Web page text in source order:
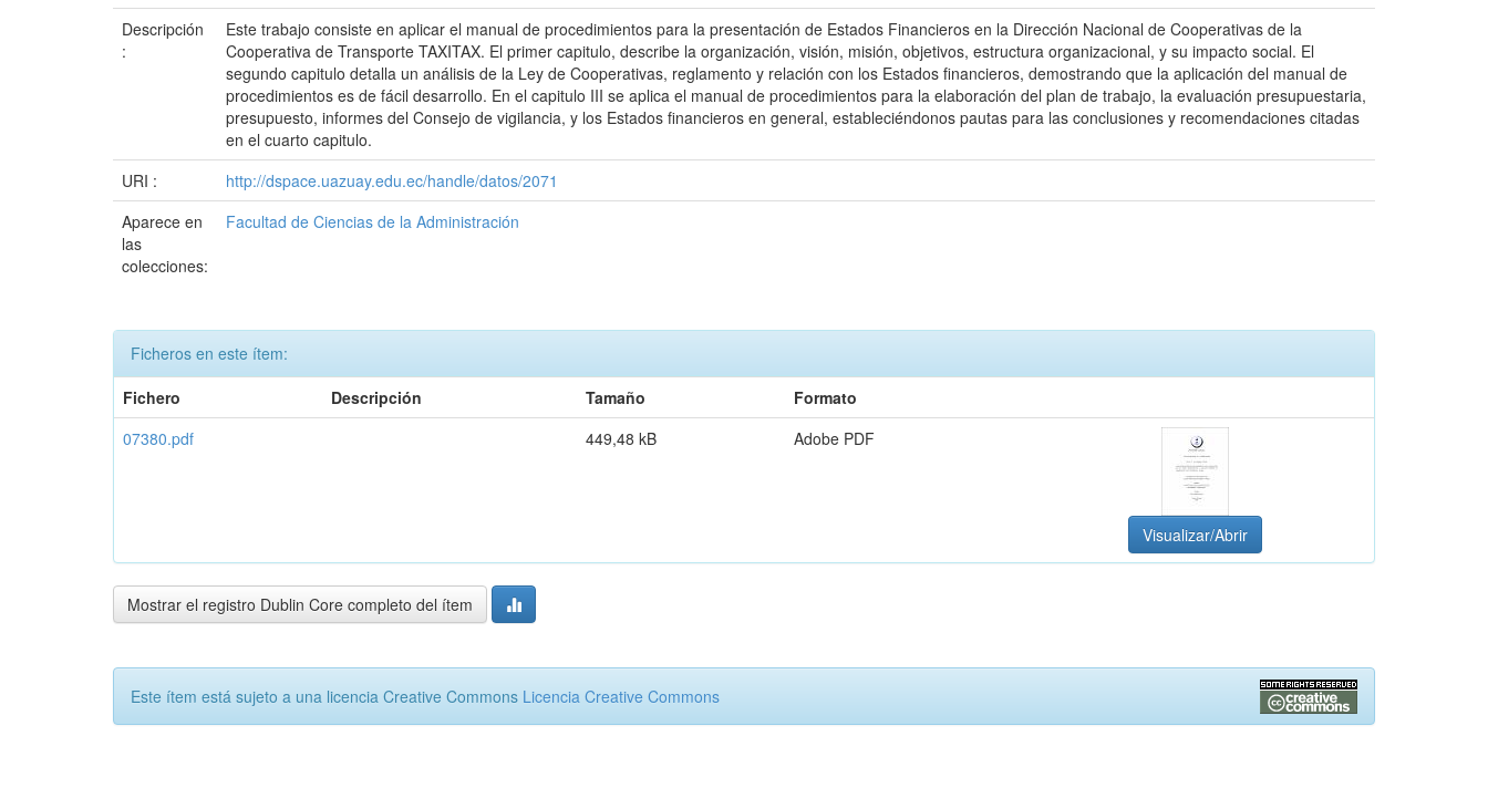
Descripción
:
Este trabajo consiste en aplicar el manual de procedimientos para la presentación de Estados Financieros en la Dirección Nacional de Cooperativas de la
Cooperativa de Transporte TAXITAX. El primer capitulo, describe la organización, visión, misión, objetivos, estructura organizacional, y su impacto social. El
segundo capitulo detalla un análisis de la Ley de Cooperativas, reglamento y relación con los Estados financieros, demostrando que la aplicación del manual de
procedimientos es de fácil desarrollo. En el capitulo III se aplica el manual de procedimientos para la elaboración del plan de trabajo, la evaluación presupuestaria,
presupuesto, informes del Consejo de vigilancia, y los Estados financieros en general, estableciéndonos pautas para las conclusiones y recomendaciones citadas
en el cuarto capitulo.
URI :
http://dspace.uazuay.edu.ec/handle/datos/2071
Aparece en
las
colecciones:
Facultad de Ciencias de la Administración
Ficheros en este ítem:
Fichero
Descripción Tamaño
Formato
07380.pdf
449,48 kB Adobe PDF
Visualizar/Abrir
Mostrar el registro Dublin Core completo del ítem
Este ítem está sujeto a una licencia Creative Commons Licencia Creative Commons